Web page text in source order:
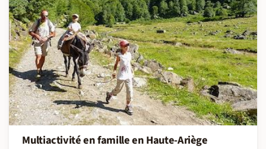
Multiactivité en famille en Haute-Ariège